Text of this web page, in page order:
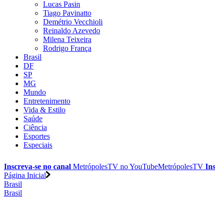
Lucas Pasin
Tiago Pavinatto
Demétrio Vecchioli
Reinaldo Azevedo
Milena Teixeira
Rodrigo França
Brasil
DF
SP
MG
Mundo
Entretenimento
Vida & Estilo
Saúde
Ciência
Esportes
Especiais
Inscreva-se no canal MetrópolesTV noYouTubeMetrópolesTV
Página Inicial
Brasil
Brasil